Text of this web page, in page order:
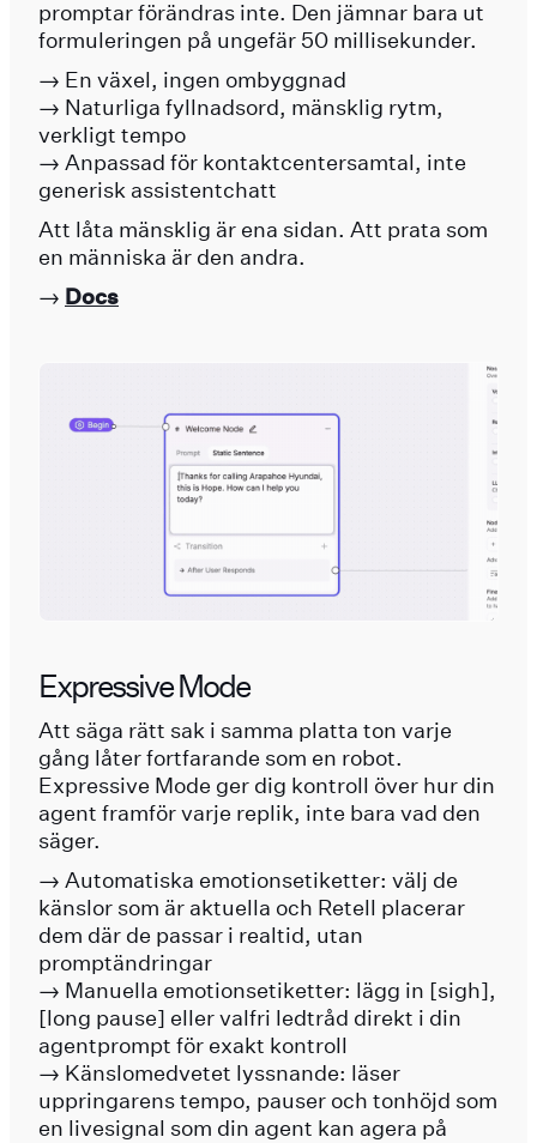
promptar förändras inte. Den jämnar bara ut
formuleringen på ungefär 50 millisekunder.
→ En växel, ingen ombyggnad
→ Naturliga fyllnadsord, mänsklig rytm,
verkligt tempo
→ Anpassad för kontaktcentersamtal, inte
generisk assistentchatt
Att låta mänsklig är ena sidan. Att prata som
en människa är den andra.
→ Docs
Expressive Mode
Att säga rätt sak i samma platta ton varje
gång låter fortfarande som en robot.
Expressive Mode ger dig kontroll över hur din
agent framför varje replik, inte bara vad den
säger.
→ Automatiska emotionsetiketter: välj de
känslor som är aktuella och Retell placerar
dem där de passar i realtid, utan
promptändringar
→ Manuella emotionsetiketter: lägg in [sigh],
[long pause] eller valfri ledtråd direkt i din
agentprompt för exakt kontroll
→ Känslomedvetet lyssnande: läser
uppringarens tempo, pauser och tonhöjd som
en livesignal som din agent kan agera på